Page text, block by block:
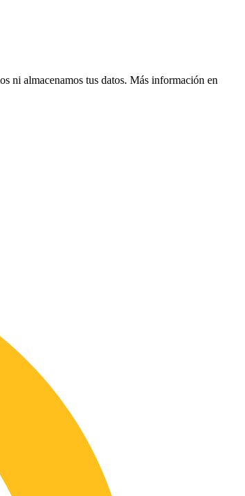
ni almacenamos tus datos. Más información en